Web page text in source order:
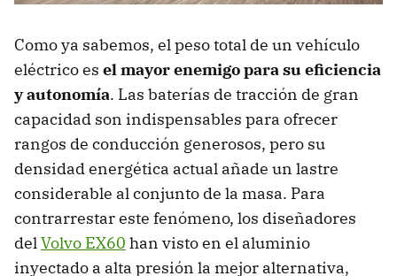
Como ya sabemos, el peso total de un vehículo
eléctrico es el mayor enemigo para su eficiencia
y autonomía. Las baterías de tracción de gran
capacidad son indispensables para ofrecer
rangos de conducción generosos, pero su
densidad energética actual añade un lastre
considerable al conjunto de la masa. Para
contrarrestar este fenómeno, los diseñadores
delVolvo EX60 han visto en el aluminio
inyectado a alta presión la mejor alternativa,